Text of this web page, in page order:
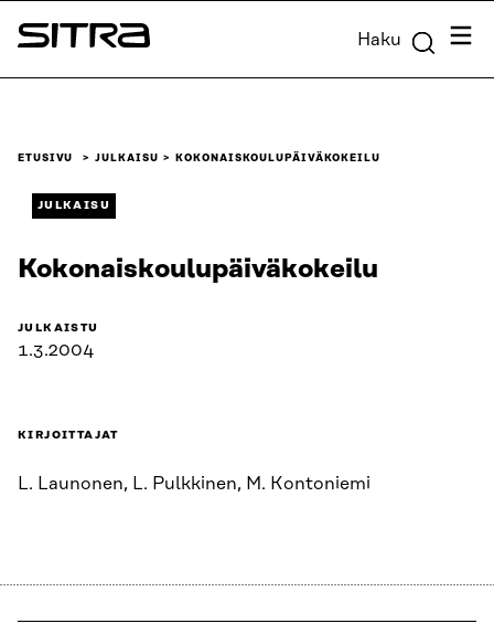
Siirry
suoraan
Sitra Haku
ETUSIVU JULKAISU KOKONAISKOULUPÄIVÄKOKEILU
JULKAISU
Kokonaiskoulupäiväkokeilu
JULKAISTU
1.3.2004
KIRJOITTAJAT
L. Launonen, L. Pulkkinen, M. Kontoniemi